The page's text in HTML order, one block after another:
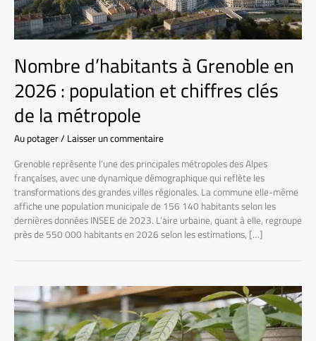
Nombre d’habitants à Grenoble en
2026 : population et chiffres clés
de la métropole
Au potager/Laisser un commentaire
Grenoble représente l’une des principales métropoles des Alpes
françaises, avec une dynamique démographique qui reflète les
transformations des grandes villes régionales. La commune elle-même
affiche une population municipale de 156 140 habitants selon les
dernières données INSEE de 2023. L’aire urbaine, quant à elle, regroupe
près de 550 000 habitants en 2026 selon les estimations, […]